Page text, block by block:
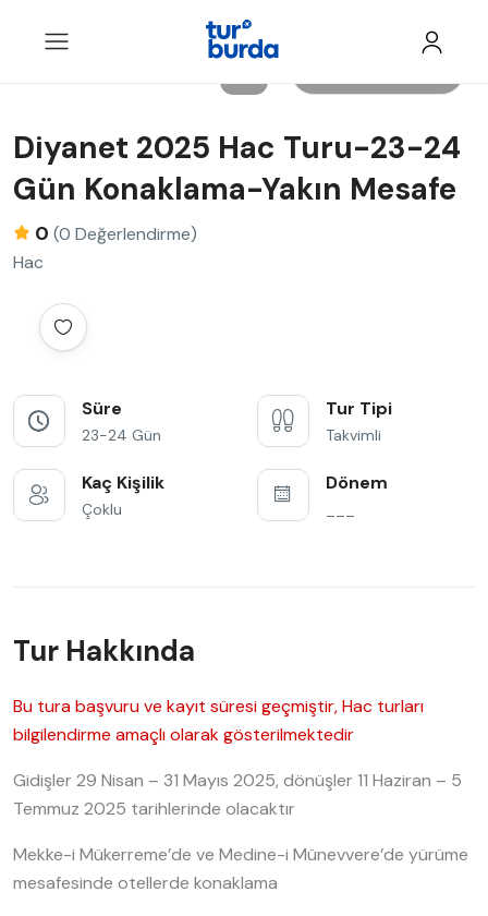
Diyanet 2025 Hac Turu-23-24
Gün Konaklama-Yakın Mesafe
0 (0 Değerlendirme)
Hac
Süre
23-24 Gün
Tur Tipi
Takvimli
Kaç Kişilik
Çoklu
Dönem
Tur Hakkında
Bu tura başvuru ve kayıt süresi geçmiştir, Hac turları
bilgilendirme amaçlı olarak gösterilmektedir
Gidişler 29 Nisan – 31 Mayıs 2025, dönüşler 11 Haziran – 5
Temmuz 2025 tarihlerinde olacaktır
Mekke-i Mükerreme’de ve Medine-i Münevvere’de yürüme
mesafesinde otellerde konaklama